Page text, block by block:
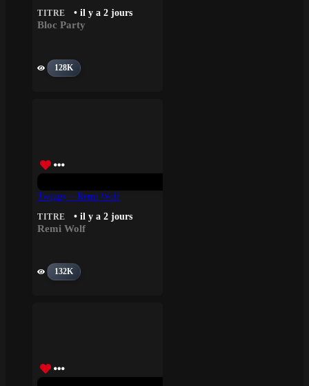
TITRE • il y a 2 jours
Bloc Party
128K
Twiggy – Remi Wolf
TITRE • il y a 2 jours
Remi Wolf
132K